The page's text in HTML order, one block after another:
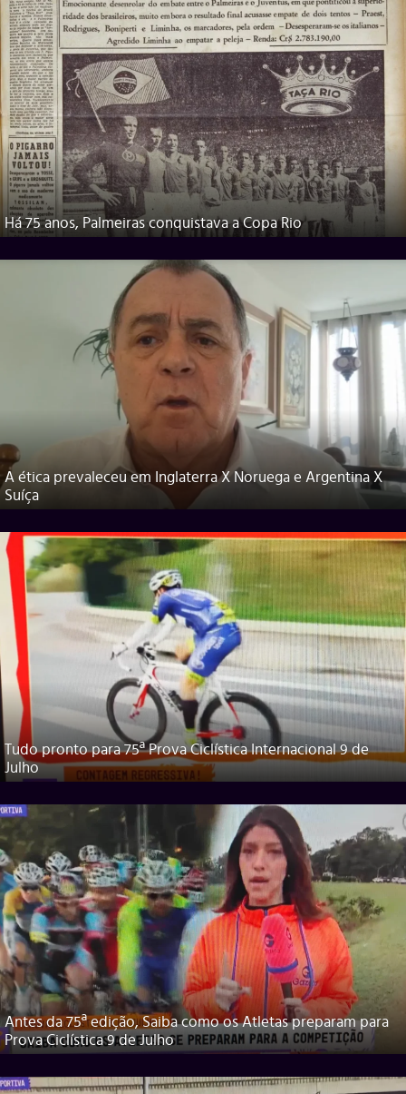
Há 75 anos, Palmeiras conquistava a Copa Rio
A ética prevaleceu em Inglaterra X Noruega e Argentina X
Suíça
Tudo pronto para 75ª Prova Ciclística Internacional 9 de
Julho
Antes da 75ª edição, Saiba como os Atletas preparam para
Prova Ciclística 9 de Julho